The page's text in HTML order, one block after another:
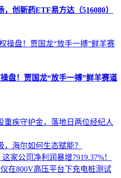
创新药ETF易方达（516080）
盘！贾国龙“放手一搏”鲜羊赛道
重疾守护金，落地日两位经纪人
海尔如何生态赋能？
家公司净利润暴增7919.37%！
在800V高压平台下充电桩测试